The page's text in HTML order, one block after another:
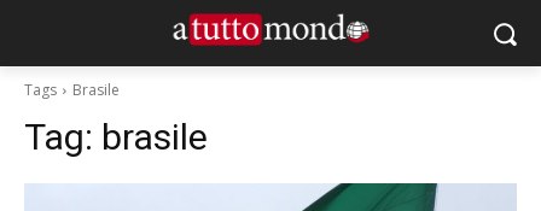
Tags Brasile
Tag: brasile